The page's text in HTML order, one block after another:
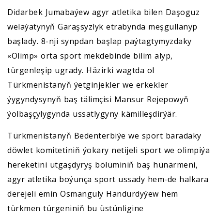
Didarbek Jumabaýew agyr atletika bilen Daşoguz
welaýatynyň Garaşsyzlyk etrabynda meşgullanyp
başlady. 8-nji synpdan başlap paýtagtymyzdaky
«Olimp» orta sport mekdebinde bilim alyp,
türgenleşip ugrady. Häzirki wagtda ol
Türkmenistanyň ýetginjekler we erkekler
ýygyndysynyň baş tälimçisi Mansur Rejepowyň
ýolbaşçylygynda ussatlygyny kämilleşdirýär.
Türkmenistanyň Bedenterbiýe we sport baradaky
döwlet komitetiniň ýokary netijeli sport we olimpiýa
hereketini utgaşdyryş bölüminiň baş hünärmeni,
agyr atletika boýunça sport ussady hem-de halkara
derejeli emin Osmanguly Handurdyýew hem
türkmen türgeniniň bu üstünligine